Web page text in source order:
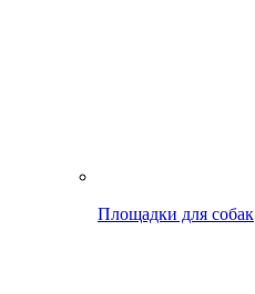
Площадки для собак